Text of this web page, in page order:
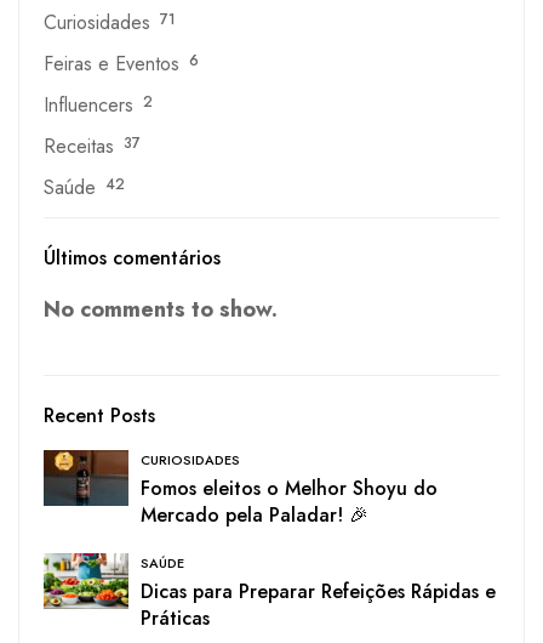
Curiosidades 71
Feiras e Eventos 6
Influencers 2
Receitas 37
Saúde 42
Últimos comentários
No comments to show.
Recent Posts
CURIOSIDADES
Fomos eleitos o Melhor Shoyu do
Mercado pela Paladar! 🎉
SAÚDE
Dicas para Preparar Refeições Rápidas e
Práticas